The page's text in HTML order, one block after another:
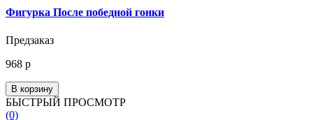
Фигурка После победной гонки
Предзаказ
968 р
В корзину
БЫСТРЫЙ ПРОСМОТР
(0)